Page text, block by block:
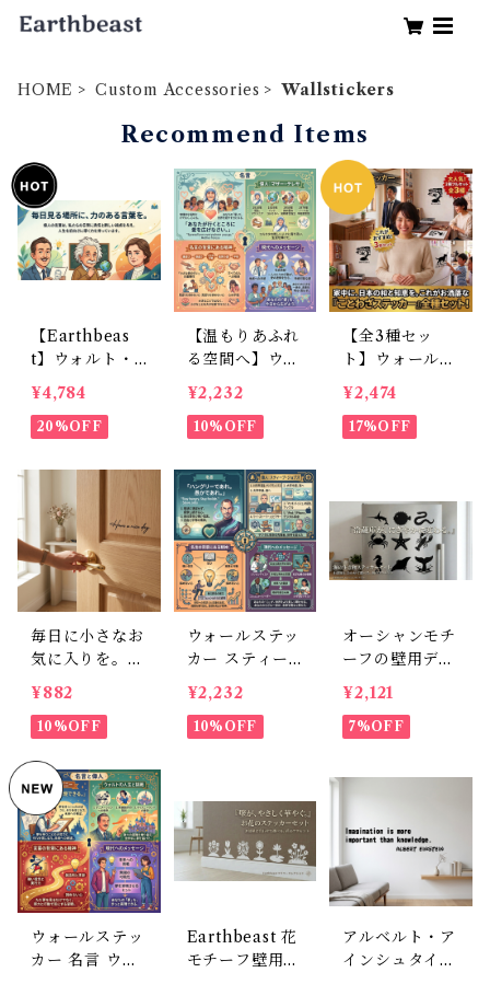
HOME Custom Accessories Wallstickers
Recommend Items
【Earthbeas
t】ウォルト・
ディズニー、ア
インシュタイ
ン、ヘレン・ケ
貼るだけで、前
向きな気持ちが
毎日よみがえる
3点セット
¥4,784
20%OFF
【温もりあふれ
る空間へ】ウォ
ールステッカー
マザーテレサ
名言 英語 愛 イ
転写シート リ
ビング 玄関 模
様替え 北欧 30
×50cm
¥2,232
10%OFF
【全3種セッ
ト】ウォールス
テッカー 和風
ことわざ 30cm
角 転写フィル
庫などに貼れる
インテリアシー
ル（猿も木から
落ちる / 犬も歩
年）
¥2,474
17%OFF
毎日に小さなお
気に入りを。H
ave a nice da
y. おしゃれなカ
リグラフィー風
テッカー (幅15
cm)
¥882
10%OFF
ウォールステッ
カー スティー
ブジョブズ 名
言 英語 格言 イ
ンテリア シー
ング 30×50cm
¥2,232
10%OFF
オーシャンモチ
ーフの壁用デコ
レーション Ear
thbeast 9点セ
ット
¥2,121
7%OFF
ウォールステッ
カー 名言 ウォ
Earthbeast 花
モチーフ壁用デ
アルベルト・ア
インシュタイン